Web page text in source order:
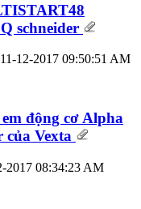
schneider
11-12-2017 09:50:51 AM
động cơ Alpha
của Vexta
2017 08:34:23 AM